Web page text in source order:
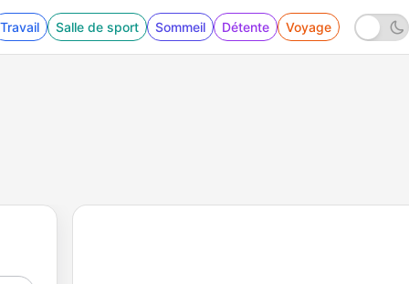
Travail Salle de sport Sommeil Détente Voyage